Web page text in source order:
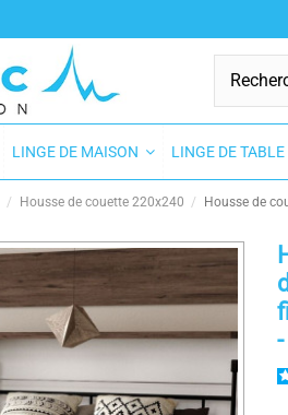
LINGE DE MAISON LINGE DE TABLE
Housse de couette 220x240 Housse de